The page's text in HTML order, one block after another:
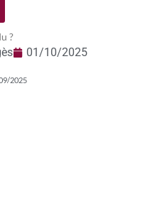
?
01/10/2025
2025